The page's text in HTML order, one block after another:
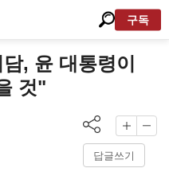
구독
, 윤 대통령이
것"
답글쓰기